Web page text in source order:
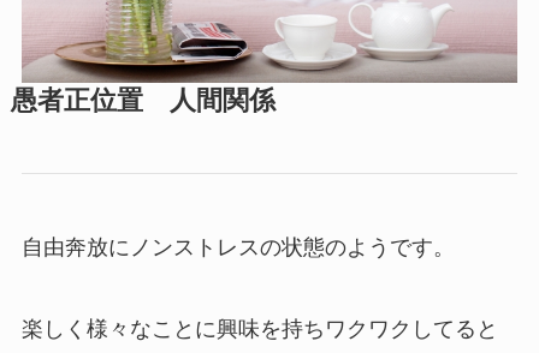
愚者正位置 人間関係
自由奔放にノンストレスの状態のようです。
楽しく様々なことに興味を持ちワクワクしてると